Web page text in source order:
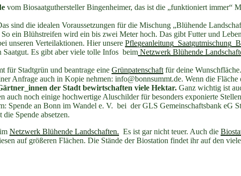
vom Biosaatguthersteller Bingenheimer, das ist die „funktioniert immer“
sind die idealen Voraussetzungen für die Mischung „Blühende
ein Blühstreifen wird ein bis zwei Meter hoch. Das gibt Futter und
unseren Verteilaktionen. Hier unsere
Es gibt aber viele tolle Infos beim Netzwerk Blühende
für Stadtgrün und beantrage eine Grünpatenschaft für deine
Anfrage auch in Kopie nehmen: info@bonnsummt.de. Wenn die Fläche
der Stadt bewirtschaften viele Hektar. Ganz wichtig ist
noch einige hochwertige Aluschilder für besonders exponierte
Spende an Bonn im Wandel e. V. bei der GLS Gemeinschaftsbank
Spende absetzen.
Netzwerk Blühende Landschaften. Es ist gar nicht teuer. Auch die
auf größeren Flächen. Die Stände der Biostation findet ihr auf den